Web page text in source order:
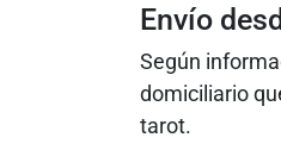
Envío
Según
domiciliario
tarot.